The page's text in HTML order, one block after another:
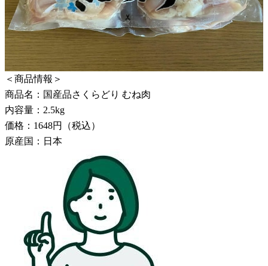
＜商品情報＞
商品名：国産品さくらどり むね肉
内容量：2.5kg
価格：1648円（税込）
原産国：日本